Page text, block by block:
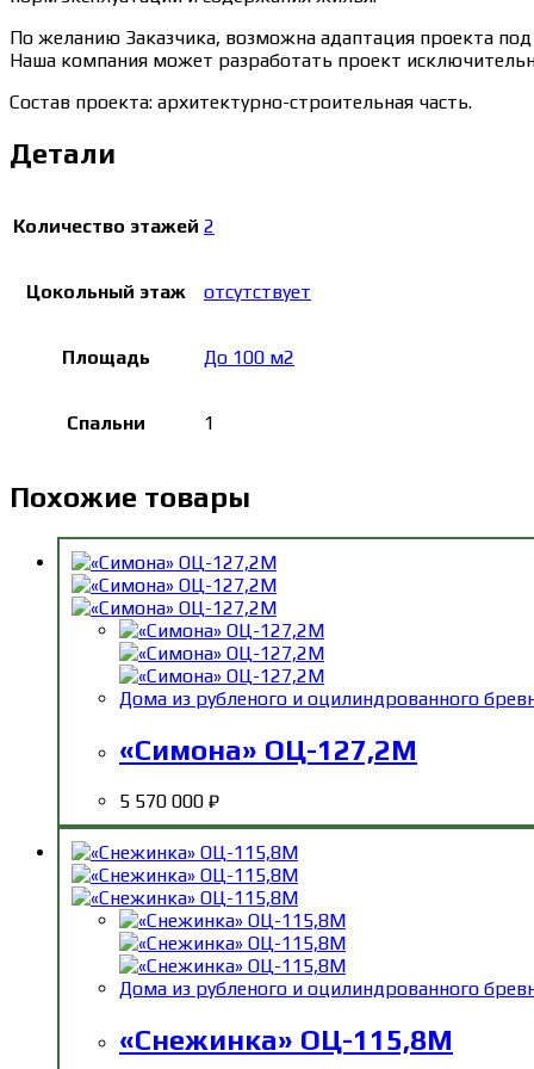
По желанию Заказчика, возможна адаптация проекта
Наша компания может разработать проект
Состав проекта: архитектурно-строительная часть.
Детали
Количество этажей 2
Цокольный этаж отсутствует
Площадь До 100 м2
Спальни 1
Похожие товары
Дома из рубленого и оцилиндрованного
«Симона» ОЦ-127,2М
5 570 000 ₽
Дома из рубленого и оцилиндрованного
«Снежинка» ОЦ-115,8М